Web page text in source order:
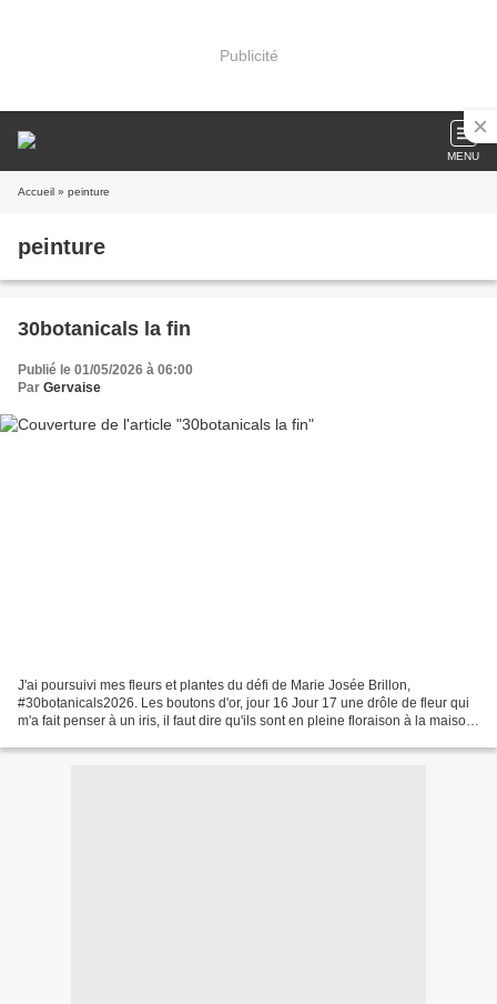
Publicité
MENU
Accueil » peinture
peinture
30botanicals la fin
Publié le 01/05/2026 à 06:00
Par Gervaise
J'ai poursuivi mes fleurs et plantes du défi de Marie Josée Brillon,
#30botanicals2026. Les boutons d'or, jour 16 Jour 17 une drôle de fleur qui
m'a fait penser à un iris, il faut dire qu'ils sont en pleine floraison à la maison,